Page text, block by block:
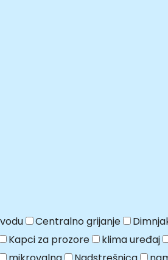
Centralno grijanje
Kapci za prozore klima uređaj